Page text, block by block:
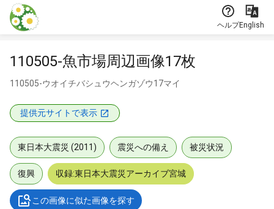
本文に飛ぶ
ヘルプEnglish
110505-魚市場周辺画像17枚
110505-ウオイチバシュウヘンガゾウ17マイ
提供元サイトで表示
東日本大震災 (2011) 震災への備え 被災状況
復興 収録:東日本大震災アーカイブ宮城
この画像に似た画像を探す